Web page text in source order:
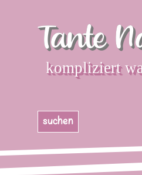
Tante
suchen
kompliziert
Menü überspringen